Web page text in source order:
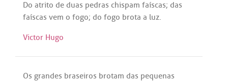
Do atrito de duas pedras chispam faíscas; das
faíscas vem o fogo; do fogo brota a luz.
Victor Hugo
Os grandes braseiros brotam das pequenas